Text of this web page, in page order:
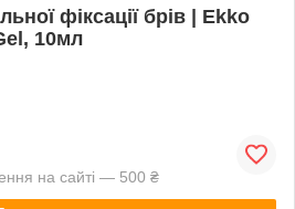
фіксації брів | Ekko
10мл
на сайті — 500 ₴